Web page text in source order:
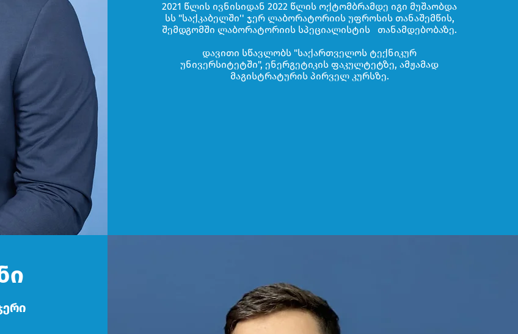
2021 წლის ივნისიდან 2022 წლის ოქტომბრამდე იგი მუშაობდა
სს "საქკაბელში'' ჯერ ლაბორატორიის უფროსის თანაშემწის,
შემდგომში ლაბორატორიის სპეციალისტის თანამდებობაზე.
დავითი სწავლობს "საქართველოს ტექნიკურ
უნივერსიტეტში", ენერგეტიკის ფაკულტეტზე, ამჟამად
მაგისტრატურის პირველ კურსზე.